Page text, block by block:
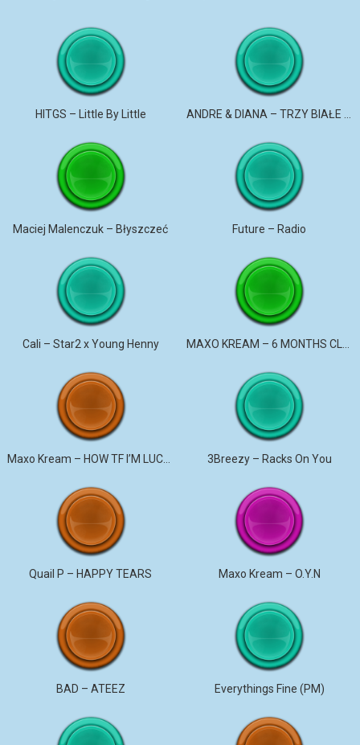
HITGS – Little By Little
Maciej Malenczuk – Błyszczeć Future – Radio
Cali – Star2 x Young Henny
Maxo Kream – HOW TF I’M LUCKY 3Breezy – Racks On You
Quail P – HAPPY TEARS Maxo Kream – O.Y.N
BAD – ATEEZ Everythings Fine (PM)